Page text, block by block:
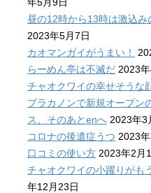
昼の12時から13時は激込み
2023年5月7日
カオマンガイがうまい！
らーめん亭は不滅だ 2023
チャオクワイの幸せそうな
プラカノンで新規オープン
ス、そのあとenへ 2023年3
コロナの後遺症うつ 2023
口コミの使い方 2023年2月
チャオクワイの小躍りがも
年12月23日